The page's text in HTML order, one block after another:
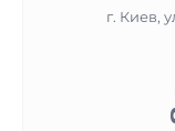
г. Киев,